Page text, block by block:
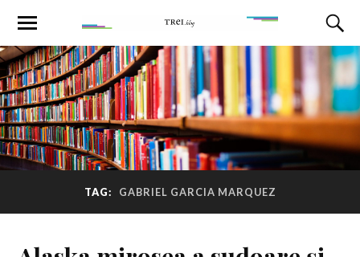
TAG: GABRIEL GARCIA MARQUEZ